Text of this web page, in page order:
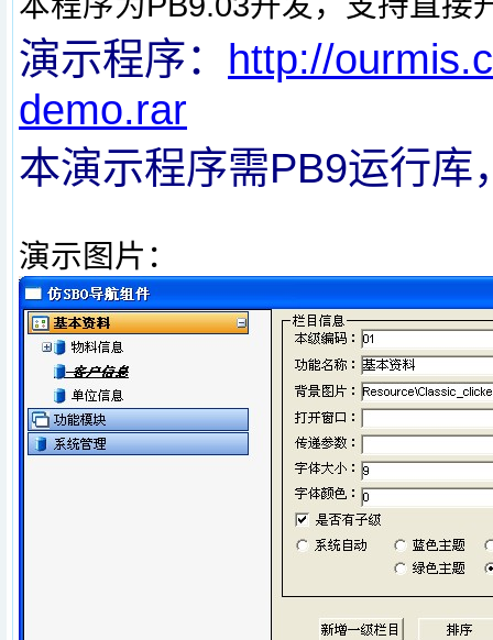
演示程序： http://
demo.rar
本演示程序需PB9运行库
演示图片：